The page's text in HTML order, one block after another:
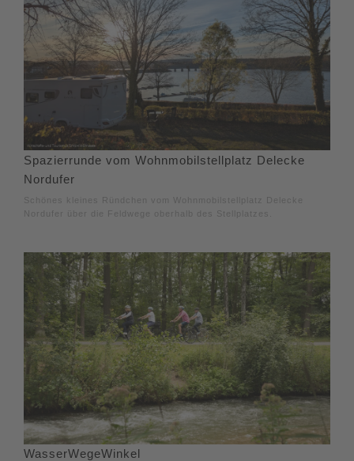
Spazierrunde vom Wohnmobilstellplatz Delecke
Nordufer
Schönes kleines Ründchen vom Wohnmobilstellplatz Delecke
Nordufer über die Feldwege oberhalb des Stellplatzes.
WasserWegeWinkel